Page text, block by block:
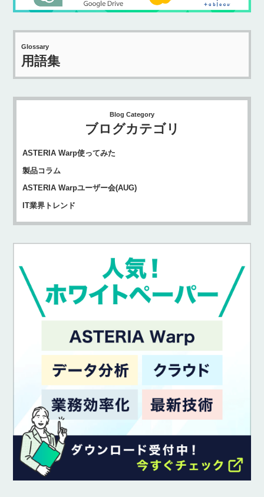
Glossary
用語集
Blog Category
ブログカテゴリ
ASTERIA Warp使ってみた
製品コラム
ASTERIA Warpユーザー会(AUG)
IT業界トレンド